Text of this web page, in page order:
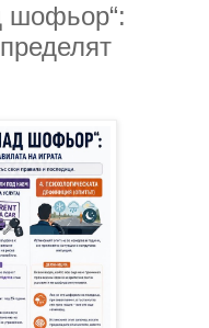
шофьор“: